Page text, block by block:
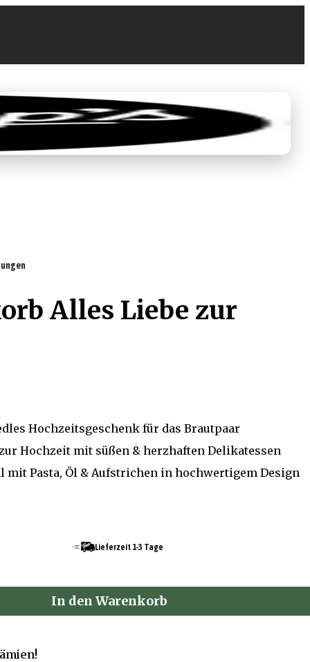
€ 0,00
Alles Liebe zur
Hochzeitsgeschenk für das Brautpaar
Hochzeit mit süßen & herzhaften Delikatessen
mit Pasta, Öl & Aufstrichen in hochwertigem Design
Lieferzeit 1-3 Tage
In den Warenkorb